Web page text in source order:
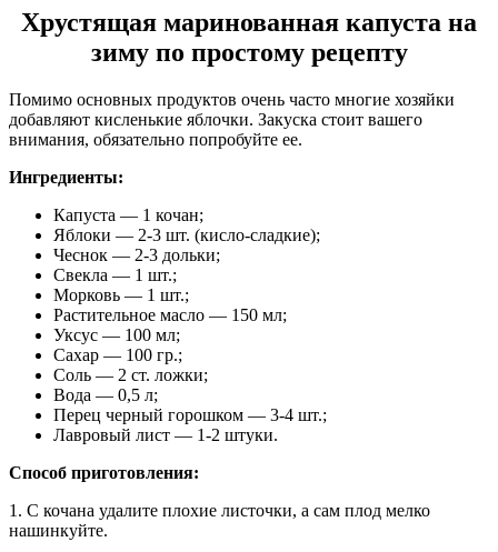
Хрустящая маринованная капуста на
зиму по простому рецепту
Помимо основных продуктов очень часто многие хозяйки
добавляют кисленькие яблочки. Закуска стоит вашего
внимания, обязательно попробуйте ее.
Ингредиенты:
Капуста — 1 кочан;
Яблоки — 2-3 шт. (кисло-сладкие);
Чеснок — 2-3 дольки;
Свекла — 1 шт.;
Морковь — 1 шт.;
Растительное масло — 150 мл;
Уксус — 100 мл;
Сахар — 100 гр.;
Соль — 2 ст. ложки;
Вода — 0,5 л;
Перец черный горошком — 3-4 шт.;
Лавровый лист — 1-2 штуки.
Способ приготовления:
1. С кочана удалите плохие листочки, а сам плод мелко
нашинкуйте.